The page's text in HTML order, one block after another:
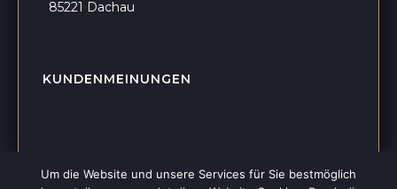
85221 Dachau
KUNDENMEINUNGEN
Um die Website und unsere Services für Sie bestmöglich